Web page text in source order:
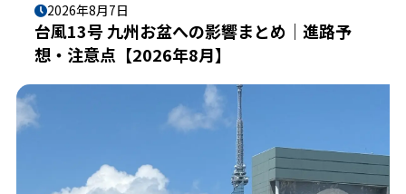
2026年8月7日
台風13号 九州お盆への影響まとめ｜進路予
想・注意点【2026年8月】